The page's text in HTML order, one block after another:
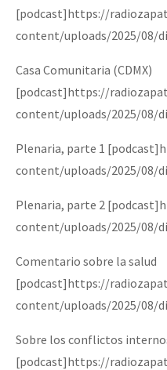
[podcast]https://
content/uploads/2025/08/
Casa Comunitaria (CDMX)
[podcast]https://
content/uploads/2025/08/
Plenaria, parte 1
content/uploads/2025/08/
Plenaria, parte 2
content/uploads/2025/08/
Comentario sobre la salud
[podcast]https://
content/uploads/2025/08/
Sobre los conflictos
[podcast]https://